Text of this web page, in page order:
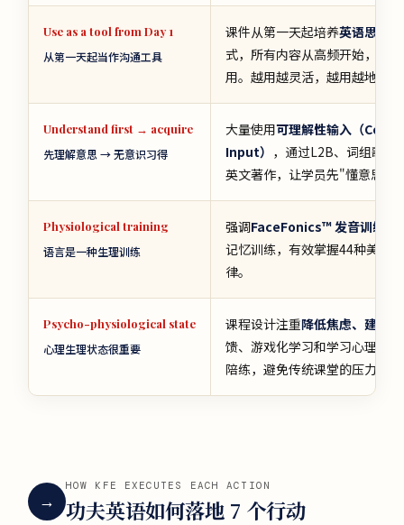
Use as a tool from Day 1
从第一天起当作沟通工具
课件从第一天起培养英语思维
式，所有内容从高频开始，学
用。越用越灵活，越用越地道。
Understand first → acquire
先理解意思 → 无意识习得
大量使用可理解性输入（
Input） ，通过L2B、词组歌、
英文著作，让学员先"懂意思"
Physiological training
语言是一种生理训练
强调FaceFonics™ 发音训练模
记忆训练，有效掌握44种美语
律。
Psycho-physiological state
心理生理状态很重要
课程设计注重降低焦虑、建立
馈、游戏化学习和学习心理支
陪练，避免传统课堂的压力感。
→
HOW KFE EXECUTES EACH ACTION
功夫英语如何落地 7 个行动